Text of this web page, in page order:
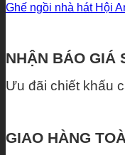
Ghế ngồi nhà hát Hội
NHẬN BÁO GIÁ
Ưu đãi chiết khấu
GIAO HÀNG